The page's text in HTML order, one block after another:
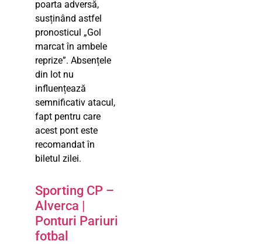
poarta adversă,
susținând astfel
pronosticul „Gol
marcat în ambele
reprize”. Absențele
din lot nu
influențează
semnificativ atacul,
fapt pentru care
acest pont este
recomandat în
biletul zilei.
Sporting CP –
Alverca |
Ponturi Pariuri
fotbal